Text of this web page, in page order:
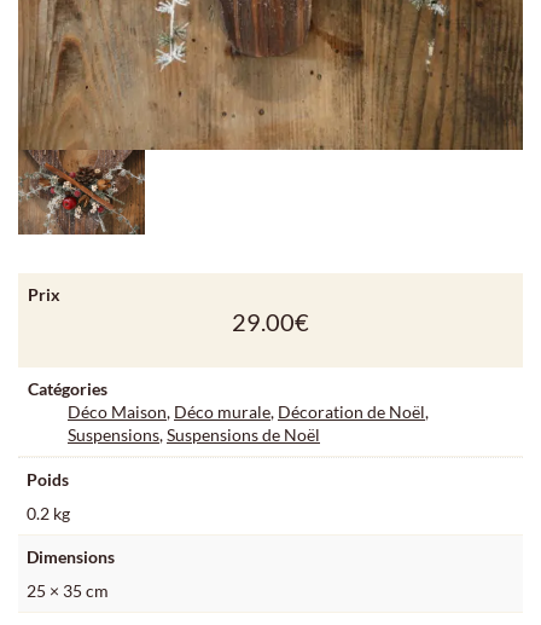
Prix
29.00€
Catégories
Déco Maison, Déco murale, Décoration de Noël,
Suspensions,Suspensions de Noël
Poids
0.2 kg
Dimensions
25 × 35 cm